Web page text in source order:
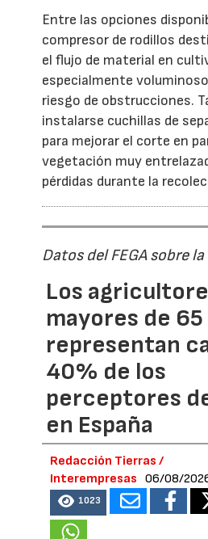
Entre las opciones
compresor de rodillos
el flujo de material en
especialmente
riesgo de obstrucciones.
instalarse cuchillas de
para mejorar el corte en
vegetación muy
pérdidas durante la
Datos del FEGA sobre
Los
mayores de 65
representan
40% de los
perceptores
en España
Redacción Tierras /
Interempresas
06/08/
1023